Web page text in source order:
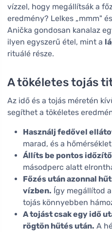
vízzel, hogy megállítsák a
eredmény? Lelkes „mmm"
Anička gondosan kanalaz
ilyen egyszerű étel, mint a
rituálé része.
A tökéletes tojás
Az idő és a tojás méretén
segíthet a tökéletes
Használj fedővel
marad, és a
Állíts be pontos
másodperc alatt
Főzés után azonnal
vízben. Így megállítod
tojás könnyebben
A tojást csak egy idő
rögtön hűtés után. A